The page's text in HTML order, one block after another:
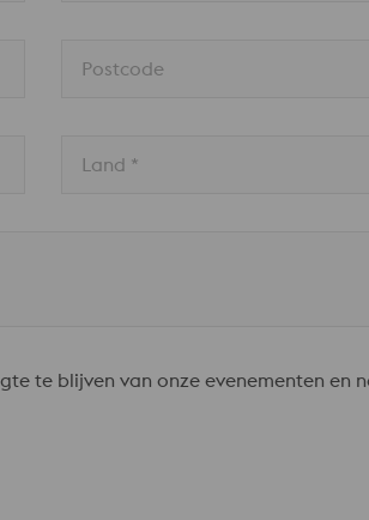
Postcode
Land *
te blijven van onze evenementen en